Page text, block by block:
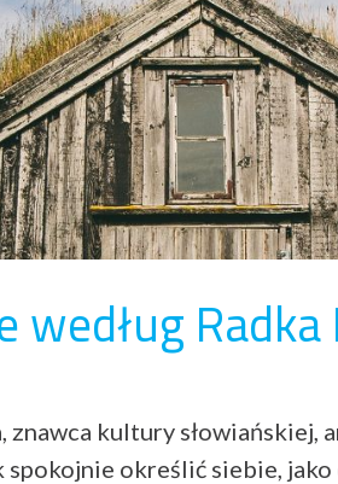
według
znawca kultury słowiańskiej,
spokojnie określić siebie,